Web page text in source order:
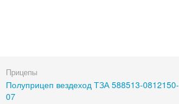
Прицепы
Полуприцеп вездеход ТЗА 588513-0812150-
07